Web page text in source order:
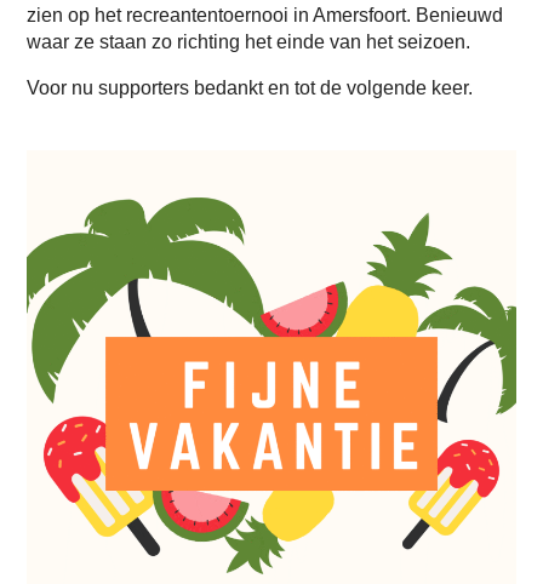
zien op het recreantentoernooi in Amersfoort. Benieuwd
waar ze staan zo richting het einde van het seizoen.
Voor nu supporters bedankt en tot de volgende keer.